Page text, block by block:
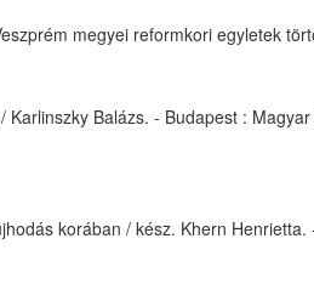
megyei reformkori egyletek
Balázs. - Budapest :
korában / kész. Khern